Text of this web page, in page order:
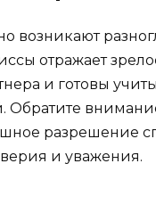
возникают
отражает
и готовы
Обратите
разрешение
и уважения.